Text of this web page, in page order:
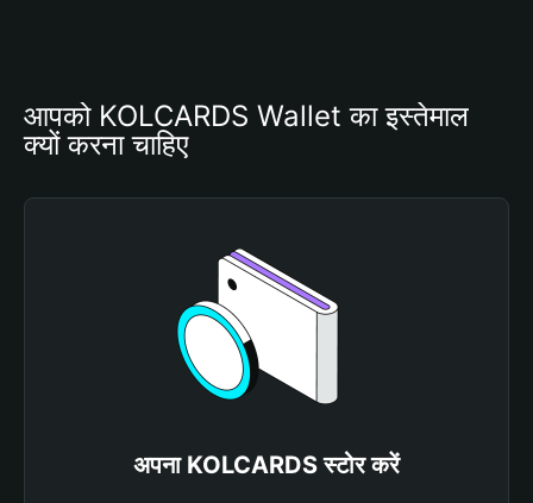
आपको KOLCARDS Wallet का इस्तेमाल
क्यों करना चाहिए
अपना KOLCARDS स्टोर करें